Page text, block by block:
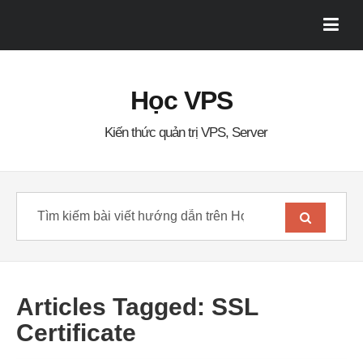
Học VPS
Kiến thức quản trị VPS, Server
Articles Tagged: SSL
Certificate